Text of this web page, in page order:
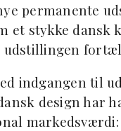
permanente
et stykke dansk
udstillingen
indgangen til
design har
markedsværdi: